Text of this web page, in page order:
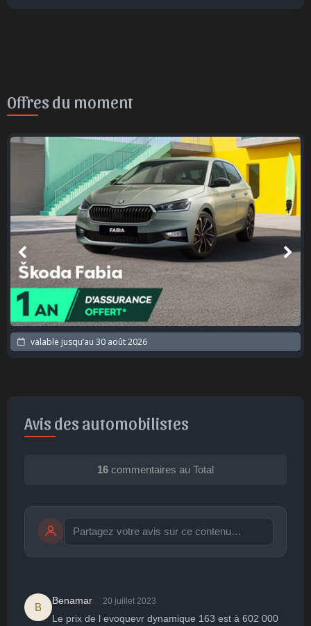
Offres du moment
valable jusqu’au 30 août 2026
Avis des automobilistes
16 commentaires au Total
publication immédiate Publier
B
Benamar 20 juillet 2023
Le prix de l evoquevr dynamique 163 est à 602 000